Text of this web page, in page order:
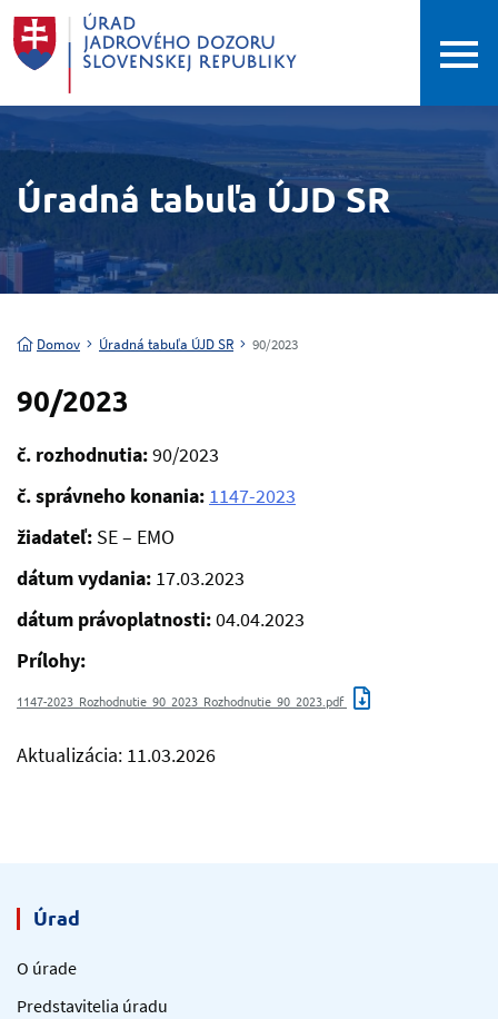
Úradná tabuľa ÚJD SR
Domov Úradná tabuľa ÚJD SR 90/2023
90/2023
č. rozhodnutia:90/2023
č. správneho konania: 1147-2023
žiadateľ: SE – EMO
dátum vydania: 17.03.2023
dátum právoplatnosti:04.04.2023
Prílohy:
1147-2023_Rozhodnutie_90_2023_Rozhodnutie_90_2023.pdf
Aktualizácia: 11.03.2026
Úrad
O úrade
Predstavitelia úradu